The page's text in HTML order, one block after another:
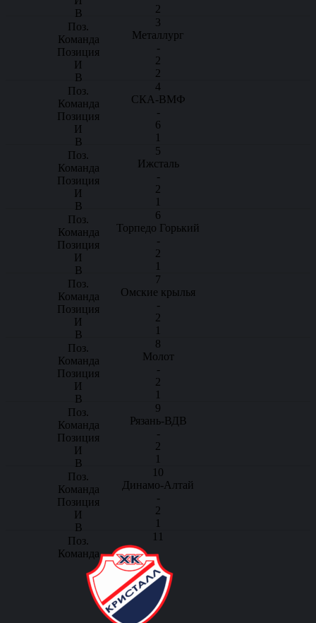
2
3
Металлург
-
2
2
4
СКА-ВМФ
-
6
1
5
Ижсталь
-
2
1
6
Торпедо Горький
-
2
1
7
Омские крылья
-
2
1
8
Молот
-
2
1
9
Рязань-ВДВ
-
2
1
10
Динамо-Алтай
-
2
1
11